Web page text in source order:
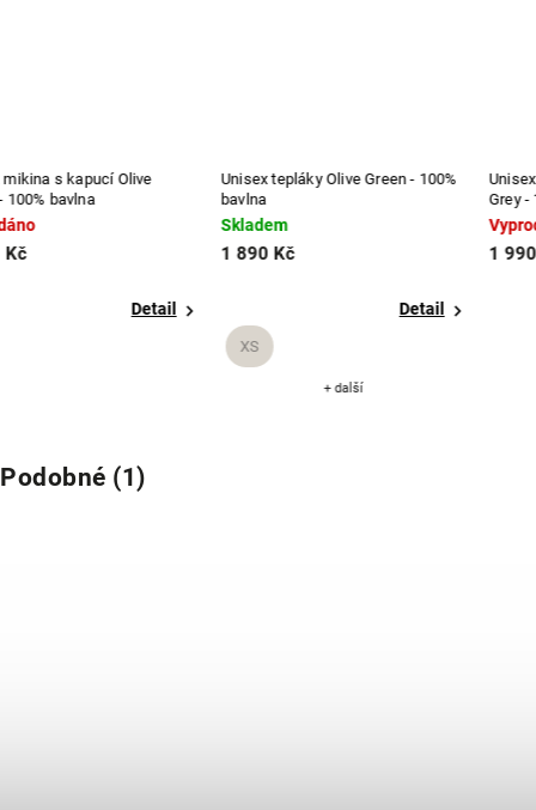
Unisex tepláky Olive Green - 100%
bavlna
Skladem
1 890 Kč
Unisex mikina bez kapuce Ash
Vyprodáno
1 990 Kč
Podobné (1)